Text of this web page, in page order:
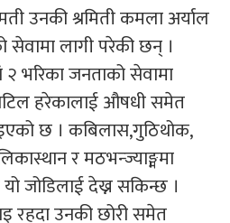
उनकी श्रमिती कमला अर्याल
सेवामा लागी परेकी छन् ।
२ भरिका जनताको सेवामा
हरेकालाई औषधी समेत
छ । कबिलास,गुठिथोक,
र मठभन्ज्याङ्ममा
जोडिलाई देख्न सकिन्छ ।
रहदा उनकी छोरी समेत